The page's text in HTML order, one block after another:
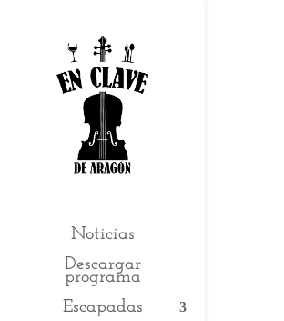
Noticias
Descargar
programa
Escapadas